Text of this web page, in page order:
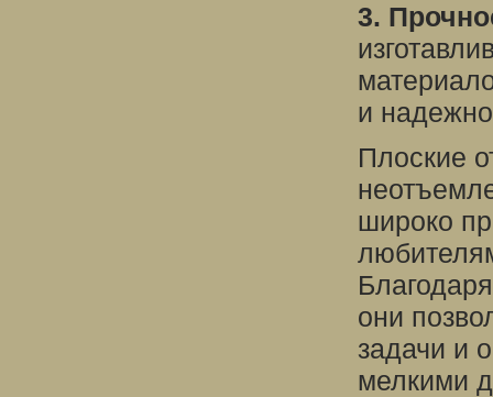
3.
и
Плоские
широко
они
задачи и
мелкими